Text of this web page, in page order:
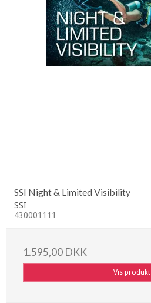
SSI Night & Limited Visibility
SSI
430001111
1.595,00 DKK
Vis produkt